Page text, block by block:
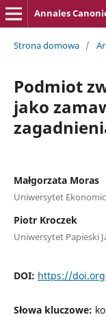
Annales
Strona domowa /
Podmiot
jako
Małgorzata Moras
Uniwersytet
Piotr Kroczek
Uniwersytet Papieski
DOI: https://
Słowa kluczowe: